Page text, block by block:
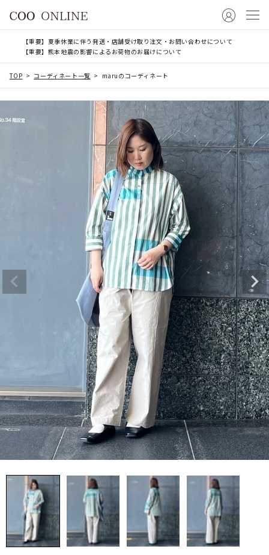
【重要】夏季休業に伴う発送・店舗受け取り注文・お問い合わせについて
【重要】熊本地震の影響によるお荷物のお届けについて
TOP コーディネート一覧 maruのコーディネート